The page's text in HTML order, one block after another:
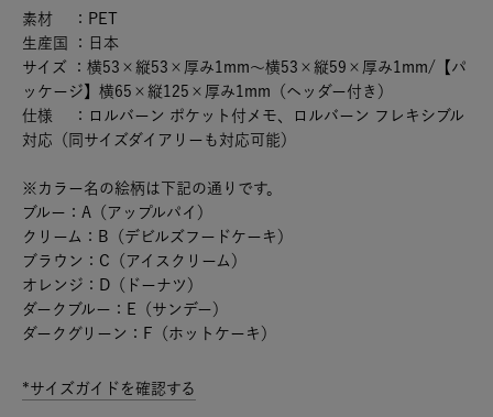
素材 ：PET
生産国 ：日本
サイズ ：横53×縦53×厚み1mm～横53×縦59×厚み1mm/【パ
ッケージ】横65×縦125×厚み1mm（ヘッダー付き）
仕様 ：ロルバーン ポケット付メモ、ロルバーン フレキシブル
対応（同サイズダイアリーも対応可能）
※カラー名の絵柄は下記の通りです。
ブルー：A（アップルパイ）
クリーム：B（デビルズフードケーキ）
ブラウン：C（アイスクリーム）
オレンジ：D（ドーナツ）
ダークブルー：E（サンデー）
ダークグリーン：F（ホットケーキ）
*サイズガイドを確認する